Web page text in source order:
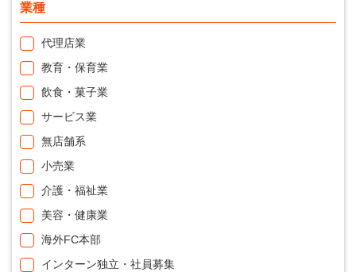
業種
代理店業
教育・保育業
飲食・菓子業
サービス業
無店舗系
小売業
介護・福祉業
美容・健康業
海外FC本部
インターン独立・社員募集